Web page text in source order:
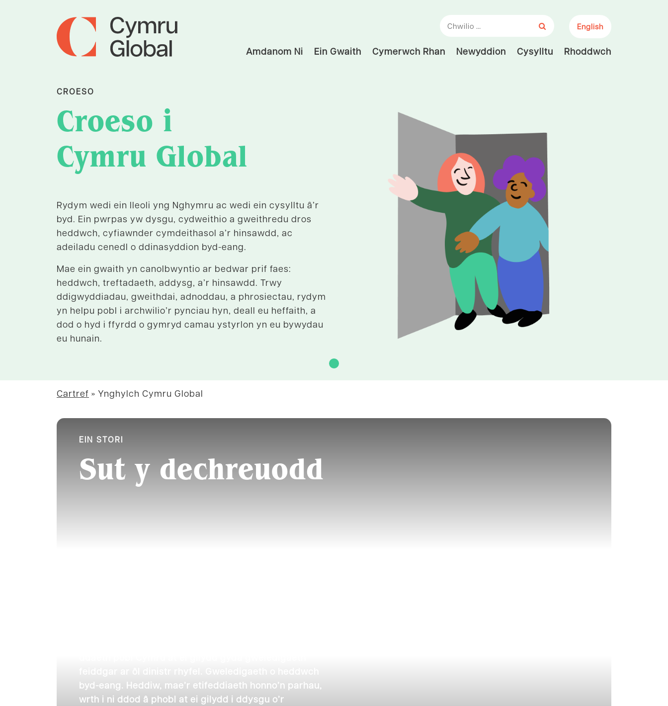
Chwiliwch am: English
Amdanom Ni Ein Gwaith Cymerwch Rhan Newyddion Cysylltu Rhoddwch
CROESO
Croeso i
Cymru Global
Rydym wedi ein lleoli yng Nghymru ac wedi ein cysylltu â’r
byd. Ein pwrpas yw dysgu, cydweithio a gweithredu dros
heddwch, cyfiawnder cymdeithasol a’r hinsawdd, ac
adeiladu cenedl o ddinasyddion byd-eang.
Mae ein gwaith yn canolbwyntio ar bedwar prif faes:
heddwch, treftadaeth, addysg, a’r hinsawdd. Trwy
ddigwyddiadau, gweithdai, adnoddau, a phrosiectau, rydym
yn helpu pobl i archwilio’r pynciau hyn, deall eu heffaith, a
dod o hyd i ffyrdd o gymryd camau ystyrlon yn eu bywydau
eu hunain.
Cartref » Ynghylch Cymru Global
EIN STORI
Sut y dechreuodd
byd-eang. Heddiw, mae’r etifeddiaeth honno’n parhau,
wrth i ni ddod â phobl at ei gilydd i ddysgu o’r